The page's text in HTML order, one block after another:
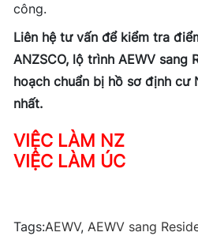
công.
Liên hệ tư vấn để kiểm tra
ANZSCO, lộ trình AEWV sang
hoạch chuẩn bị hồ sơ định cư
nhất.
VIỆC LÀM NZ
VIỆC LÀM ÚC
Tags:AEWV,AEWV sang